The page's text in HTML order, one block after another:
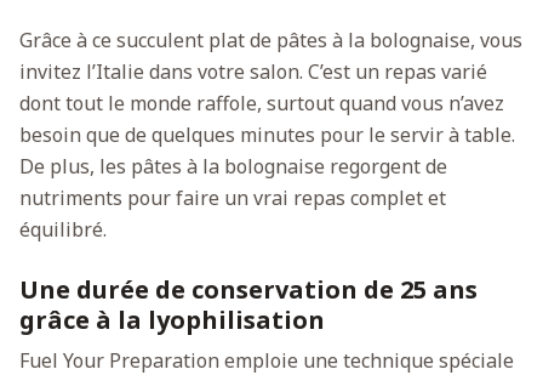
Grâce à ce succulent plat de pâtes à la bolognaise, vous
invitez l’Italie dans votre salon. C’est un repas varié
dont tout le monde raffole, surtout quand vous n’avez
besoin que de quelques minutes pour le servir à table.
De plus, les pâtes à la bolognaise regorgent de
nutriments pour faire un vrai repas complet et
équilibré.
Une durée de conservation de 25 ans
grâce à la lyophilisation
Fuel Your Preparation emploie une technique spéciale